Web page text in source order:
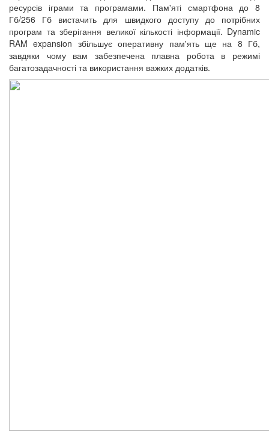
ресурсів іграми та програмами. Пам'яті смартфона до 8
Гб/256 Гб вистачить для швидкого доступу до потрібних
програм та зберігання великої кількості інформації. Dynamic
RAM expansion збільшує оперативну пам'ять ще на 8 Гб,
завдяки чому вам забезпечена плавна робота в режимі
багатозадачності та використання важких додатків.